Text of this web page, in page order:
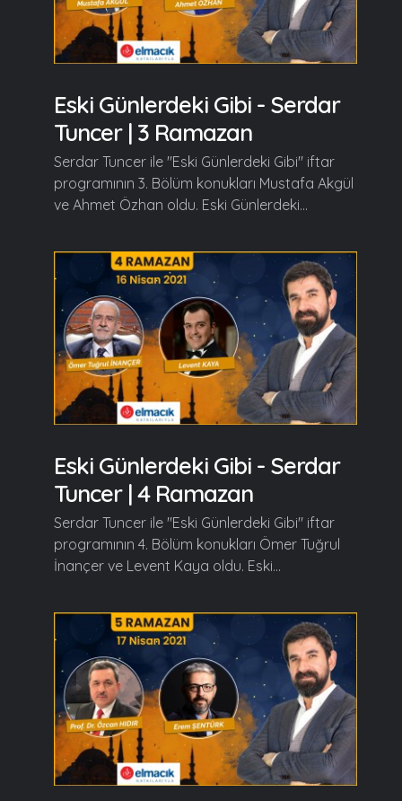
Eski Günlerdeki Gibi - Serdar
Tuncer | 3 Ramazan
Serdar Tuncer ile "Eski Günlerdeki Gibi" iftar
programının 3. Bölüm konukları Mustafa Akgül
ve Ahmet Özhan oldu. Eski Günlerdeki...
Eski Günlerdeki Gibi - Serdar
Tuncer | 4 Ramazan
Serdar Tuncer ile "Eski Günlerdeki Gibi" iftar
programının 4. Bölüm konukları Ömer Tuğrul
İnançer ve Levent Kaya oldu. Eski...